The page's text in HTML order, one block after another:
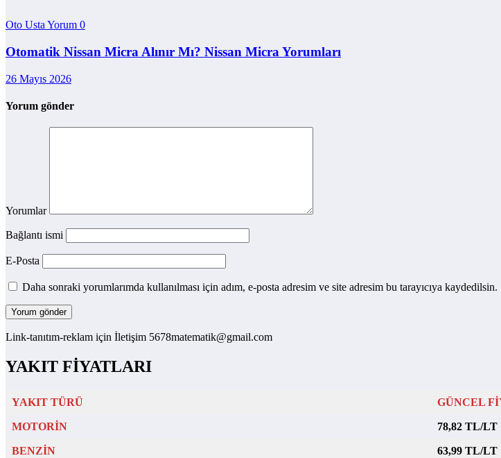
Oto Usta Yorum 0
Otomatik Nissan Micra Alınır Mı? Nissan Micra Yorumları
26 Mayıs 2026
Yorum gönder
Yorumlar
Bağlantı ismi
E-Posta
Daha sonraki yorumlarımda kullanılması için adım, e-posta adresim ve site adresim bu tarayıcıya kaydedilsin.
Link-tanıtım-reklam için İletişim 5678matematik@gmail.com
YAKIT FİYATLARI
YAKIT TÜRÜ GÜNCEL
MOTORİN 78,82 TL/LT
BENZİN 63,99 TL/LT